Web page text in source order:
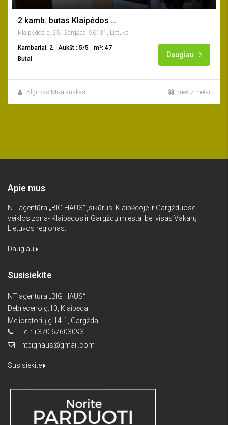
2 kamb. butas Klaipėdos g., Gargždai
Klaipėdos g. 25, Gargždai 96131, Lietuva
Kambariai: 2 Aukšt.: 5/5
m²: 47
Butai
Daugiau
Algirdas Mikalauskas prieš 7 metai
Apie mus
NT agentūra „BIG HAUS“ įsikūrusi Klaipėdoje ir Gargžduose,
veiklos zona- Klaipėdos ir Gargždų miestai bei visas Vakarų
Lietuvos regionas.
Daugiau
Susisiekite
NT agentūra „BIG HAUS“
Debreceno g.10, Klaipėda
Melioratorių g.14-1, Gargždai
Tel.: +370 67603093
ntbighaus@gmail.com
Susisiekite